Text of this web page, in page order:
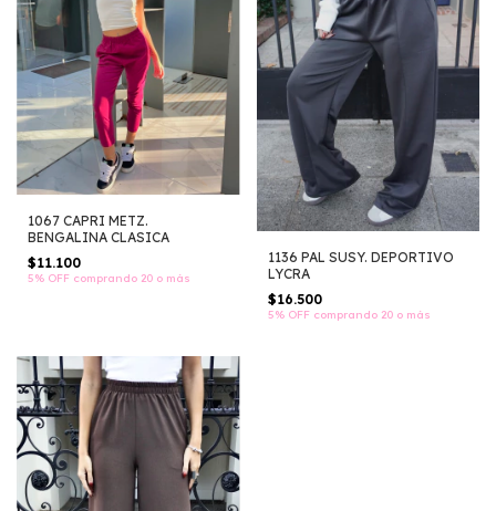
1067 CAPRI METZ.
BENGALINA CLASICA
$11.100
5% OFF comprando 20 o más
1136 PAL SUSY. DEPORTIVO
LYCRA
$16.500
5% OFF comprando 20 o más